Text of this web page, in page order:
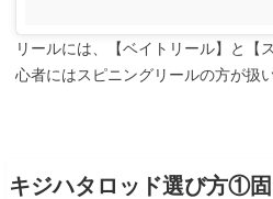
リールには、【ベイトリール】と【
心者にはスピニングリールの方が扱
キジハタロッド選び方①固